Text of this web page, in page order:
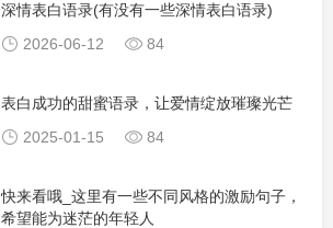
深情表白语录(有没有一些深情表白语录)
2026-06-12
84
表白成功的甜蜜语录，让爱情绽放璀璨光芒
2025-01-15
84
快来看哦_这里有一些不同风格的激励句子，
希望能为迷茫的年轻人